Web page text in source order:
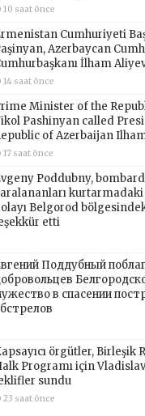
10 saat önce
Cumhuriyeti
Azerbaycan
İlham
14 saat önce
Minister of the
Pashinyan called
of Azerbaijan
17 saat önce
Poddubny,
Belgorod
etti
Поддубный
в спасении
örgütler, Birleşik
Programı için Vladislav
sundu
23 saat önce